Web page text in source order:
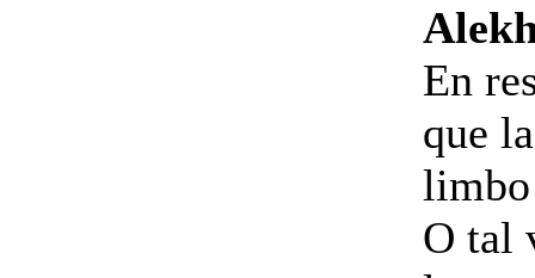
En
que
O tal